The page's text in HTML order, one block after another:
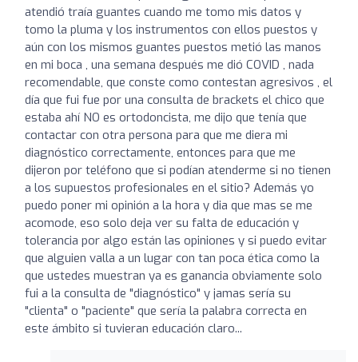
atendió traía guantes cuando me tomo mis datos y
tomo la pluma y los instrumentos con ellos puestos y
aún con los mismos guantes puestos metió las manos
en mi boca , una semana después me dió COVID , nada
recomendable, que conste como contestan agresivos , el
día que fui fue por una consulta de brackets el chico que
estaba ahí NO es ortodoncista, me dijo que tenía que
contactar con otra persona para que me diera mi
diagnóstico correctamente, entonces para que me
dijeron por teléfono que si podían atenderme si no tienen
a los supuestos profesionales en el sitio? Además yo
puedo poner mi opinión a la hora y dia que mas se me
acomode, eso solo deja ver su falta de educación y
tolerancia por algo están las opiniones y si puedo evitar
que alguien valla a un lugar con tan poca ética como la
que ustedes muestran ya es ganancia obviamente solo
fui a la consulta de "diagnóstico" y jamas sería su
"clienta" o "paciente" que sería la palabra correcta en
este ámbito si tuvieran educación claro...